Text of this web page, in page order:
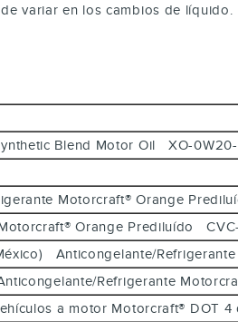
variar en los cambios de líquido.
Blend Motor Oil XO-
Motorcraft® Orange
Orange Prediluído
Anticongelante/
Refrigerante
a motor Motorcraft® DOT